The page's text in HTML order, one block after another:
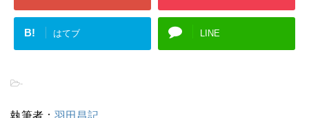
B! はてブ LINE
-
執筆者： 羽田昌記